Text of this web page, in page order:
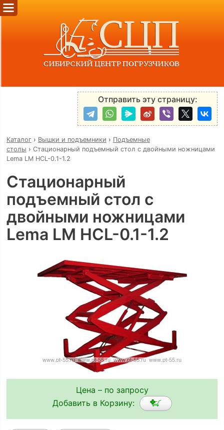
Отправить эту страницу:
Каталог› Вышки и подъемники › Подъемные
столы › Стационарный подъемный стол с двойными ножницами
Lema LM HCL-0.1-1.2
Стационарный
подъемный стол с
двойными ножницами
Lema LM HCL-0.1-1.2
Цена – по запросу
Добавить в Корзину: